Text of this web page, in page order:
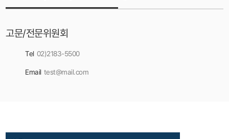
고문/전문위원회
Tel 02)2183-5500
Email test@mail.com